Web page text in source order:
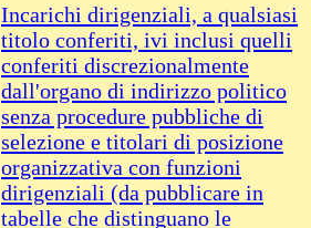
Incarichi dirigenziali, a qualsiasi
titolo conferiti, ivi inclusi quelli
conferiti discrezionalmente
dall'organo di indirizzo politico
senza procedure pubbliche di
selezione e titolari di posizione
organizzativa con funzioni
dirigenziali (da pubblicare in
tabelle che distinguano le